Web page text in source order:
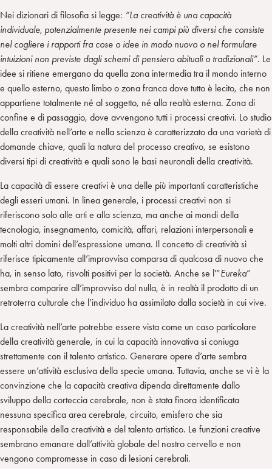
Nei dizionari di filosofia si legge: “La creatività è una capacità
individuale, potenzialmente presente nei campi più diversi che consiste
nel cogliere i rapporti fra cose o idee in modo nuovo o nel formulare
intuizioni non previste dagli schemi di pensiero abituali o tradizionali”. Le
idee si ritiene emergano da quella zona intermedia tra il mondo interno
e quello esterno, questo limbo o zona franca dove tutto è lecito, che non
appartiene totalmente né al soggetto, né alla realtà esterna. Zona di
confine e di passaggio, dove avvengono tutti i processi creativi. Lo studio
della creatività nell’arte e nella scienza è caratterizzato da una varietà di
domande chiave, quali la natura del processo creativo, se esistono
diversi tipi di creatività e quali sono le basi neuronali della creatività.
La capacità di essere creativi è una delle più importanti caratteristiche
degli esseri umani. In linea generale, i processi creativi non si
riferiscono solo alle arti e alla scienza, ma anche ai mondi della
tecnologia, insegnamento, comicità, affari, relazioni interpersonali e
molti altri domini dell’espressione umana. Il concetto di creatività si
riferisce tipicamente all’improvvisa comparsa di qualcosa di nuovo che
ha, in senso lato, risvolti positivi per la società. Anche se l'”Eureka”
sembra comparire all’improvviso dal nulla, è in realtà il prodotto di un
retroterra culturale che l’individuo ha assimilato dalla società in cui vive.
La creatività nell’arte potrebbe essere vista come un caso particolare
della creatività generale, in cui la capacità innovativa si coniuga
strettamente con il talento artistico. Generare opere d’arte sembra
essere un’attività esclusiva della specie umana. Tuttavia, anche se vi è la
convinzione che la capacità creativa dipenda direttamente dallo
sviluppo della corteccia cerebrale, non è stata finora identificata
nessuna specifica area cerebrale, circuito, emisfero che sia
responsabile della creatività e del talento artistico. Le funzioni creative
sembrano emanare dall’attività globale del nostro cervello e non
vengono compromesse in caso di lesioni cerebrali.